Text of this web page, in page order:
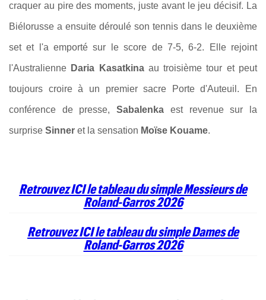
craquer au pire des moments, juste avant le jeu décisif. La
Biélorusse a ensuite déroulé son tennis dans le deuxième
set et l'a emporté sur le score de 7-5, 6-2. Elle rejoint
l'Australienne Daria Kasatkina au troisième tour et peut
toujours croire à un premier sacre Porte d'Auteuil. En
conférence de presse,Sabalenka est revenue sur la
surprise Sinner et la sensation Moïse Kouame.
Retrouvez ICI le tableau du simple Messieurs de
Roland-Garros 2026
Retrouvez ICI le tableau du simple Dames de
Roland-Garros 2026